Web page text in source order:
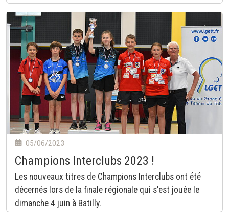
05/06/2023
Champions Interclubs 2023 !
Les nouveaux titres de Champions Interclubs ont été
décernés lors de la finale régionale qui s'est jouée le
dimanche 4 juin à Batilly.